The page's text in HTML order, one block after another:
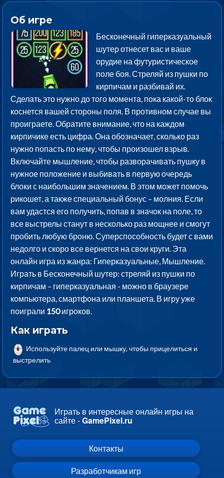
Об игре
Бесконечный гиперказуальный
шутер отнесет вас и ваше
орудие на футуристическое
поле боя. Стреляй из пушки по
кирпичам и разбивай их.
Сделать это нужно до того момента, пока какой-то блок
коснется вашей стороны поля. В противном случае вы
проиграете. Обратите внимание, что на каждом
кирпичике есть цифра. Она обозначает, сколько раз
нужно попасть по нему, чтобы произошел взрыв.
Включайте мышление, чтобы разворачивать пушку в
нужное положение и выбивать в первую очередь
блоки с наибольшим значением. В этом может помочь
рикошет, а также специальный бонус – молния. Если
вам удастся его получить, попав в значок на поле, то
все выстрелы станут в несколько раз мощнее и смогут
пробить любую броню. Суперспособность будет с вами
недолго и скоро все вернется на свои круги. Эта
онлайн игра из жанра: Гиперказуальные, Мышление.
Играть в Бесконечный шутер: стреляй из пушки по
кирпичам – гиперказуальная - можно в браузере
компьютера, смартфона или планшета. В игру уже
поиграли 150игроков.
Как играть
Используйте палец или мышку, чтобы прицелиться и
выстрелить
Играть в интересные онлайн игры на
сайте -GamePixel.ru
Контакты
Разработчикам игр